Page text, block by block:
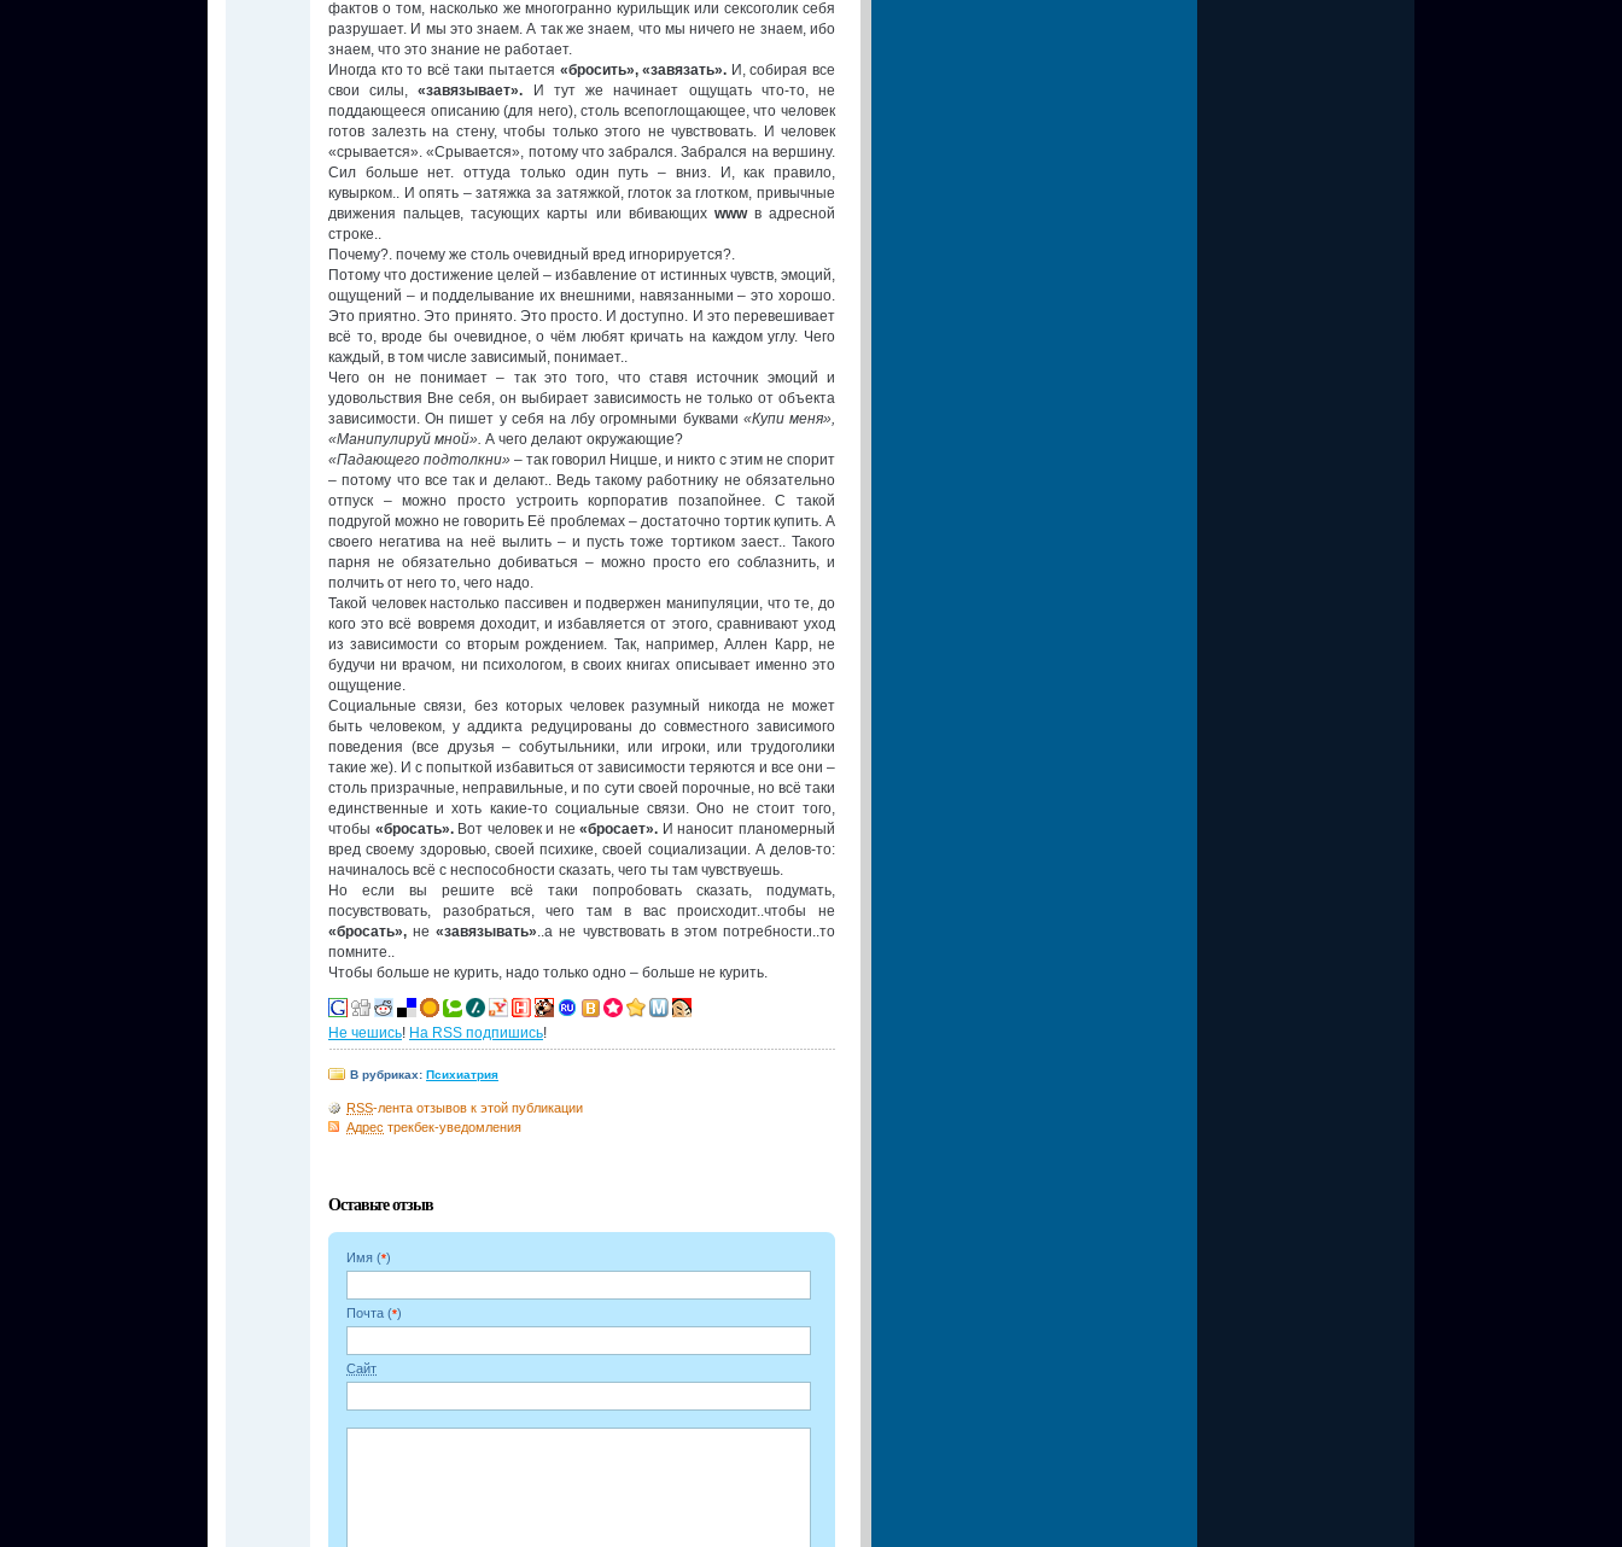
фактов о том, насколько же многогранно курильщик или сексоголик себя
разрушает. И мы это знаем. А так же знаем, что мы ничего не знаем, ибо
знаем, что это знание не работает.
Иногда кто то всё таки пытается «бросить», «завязать». И, собирая все
свои силы,«завязывает». И тут же начинает ощущать что-то, не
поддающееся описанию (для него), столь всепоглощающее, что человек
готов залезть на стену, чтобы только этого не чувствовать. И человек
«срывается». «Срывается», потому что забрался. Забрался на вершину.
Сил больше нет. оттуда только один путь – вниз. И, как правило,
кувырком.. И опять – затяжка за затяжкой, глоток за глотком, привычные
движения пальцев, тасующих карты или вбивающих wwwв адресной
строке..
Почему?. почему же столь очевидный вред игнорируется?.
Потому что достижение целей – избавление от истинных чувств, эмоций,
ощущений – и подделывание их внешними, навязанными – это хорошо.
Это приятно. Это принято. Это просто. И доступно. И это перевешивает
всё то, вроде бы очевидное, о чём любят кричать на каждом углу. Чего
каждый, в том числе зависимый, понимает..
Чего он не понимает – так это того, что ставя источник эмоций и
удовольствия Вне себя, он выбирает зависимость не только от объекта
зависимости. Он пишет у себя на лбу огромными буквами «Купи меня»,
«Манипулируй мной». А чего делают окружающие?
«Падающего подтолкни» – так говорил Ницше, и никто с этим не спорит
– потому что все так и делают.. Ведь такому работнику не обязательно
отпуск – можно просто устроить корпоратив позапойнее. С такой
подругой можно не говорить Её проблемах – достаточно тортик купить. А
своего негатива на неё вылить – и пусть тоже тортиком заест.. Такого
парня не обязательно добиваться – можно просто его соблазнить, и
полчить от него то, чего надо.
Такой человек настолько пассивен и подвержен манипуляции, что те, до
кого это всё вовремя доходит, и избавляется от этого, сравнивают уход
из зависимости со вторым рождением. Так, например, Аллен Карр, не
будучи ни врачом, ни психологом, в своих книгах описывает именно это
ощущение.
Социальные связи, без которых человек разумный никогда не может
быть человеком, у аддикта редуцированы до совместного зависимого
поведения (все друзья – собутыльники, или игроки, или трудоголики
такие же). И с попыткой избавиться от зависимости теряются и все они –
столь призрачные, неправильные, и по сути своей порочные, но всё таки
единственные и хоть какие-то социальные связи. Оно не стоит того,
чтобы «бросать».Вот человек и не «бросает». И наносит планомерный
вред своему здоровью, своей психике, своей социализации. А делов-то:
начиналось всё с неспособности сказать, чего ты там чувствуешь.
Но если вы решите всё таки попробовать сказать, подумать,
посувствовать, разобраться, чего там в вас происходит..чтобы не
«бросать», не«завязывать»..а не чувствовать в этом потребности..то
помните..
Чтобы больше не курить, надо только одно – больше не курить.
Не чешись! На RSS подпишись!
В рубриках: Психиатрия
RSS-лента отзывов к этой публикации
Адрес трекбек-уведомления
Оставьте отзыв
Имя (*)
Почта (*)
Сайт